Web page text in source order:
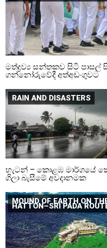
මත්ද්‍රව්‍ය සන්තකව සිටි පාසල්
ගන්නෝරුවේදී අත්අඩංගුවට
RAIN AND DISASTERS
හැටන් – කොළඹ මාර්ගයේ
ගිලා බැසීමේ අවදානමක
MOUND OF EARTH ON
HATTON–SRI PADA